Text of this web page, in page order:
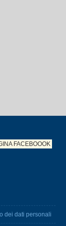
FACEBOOOK
dei dati personali